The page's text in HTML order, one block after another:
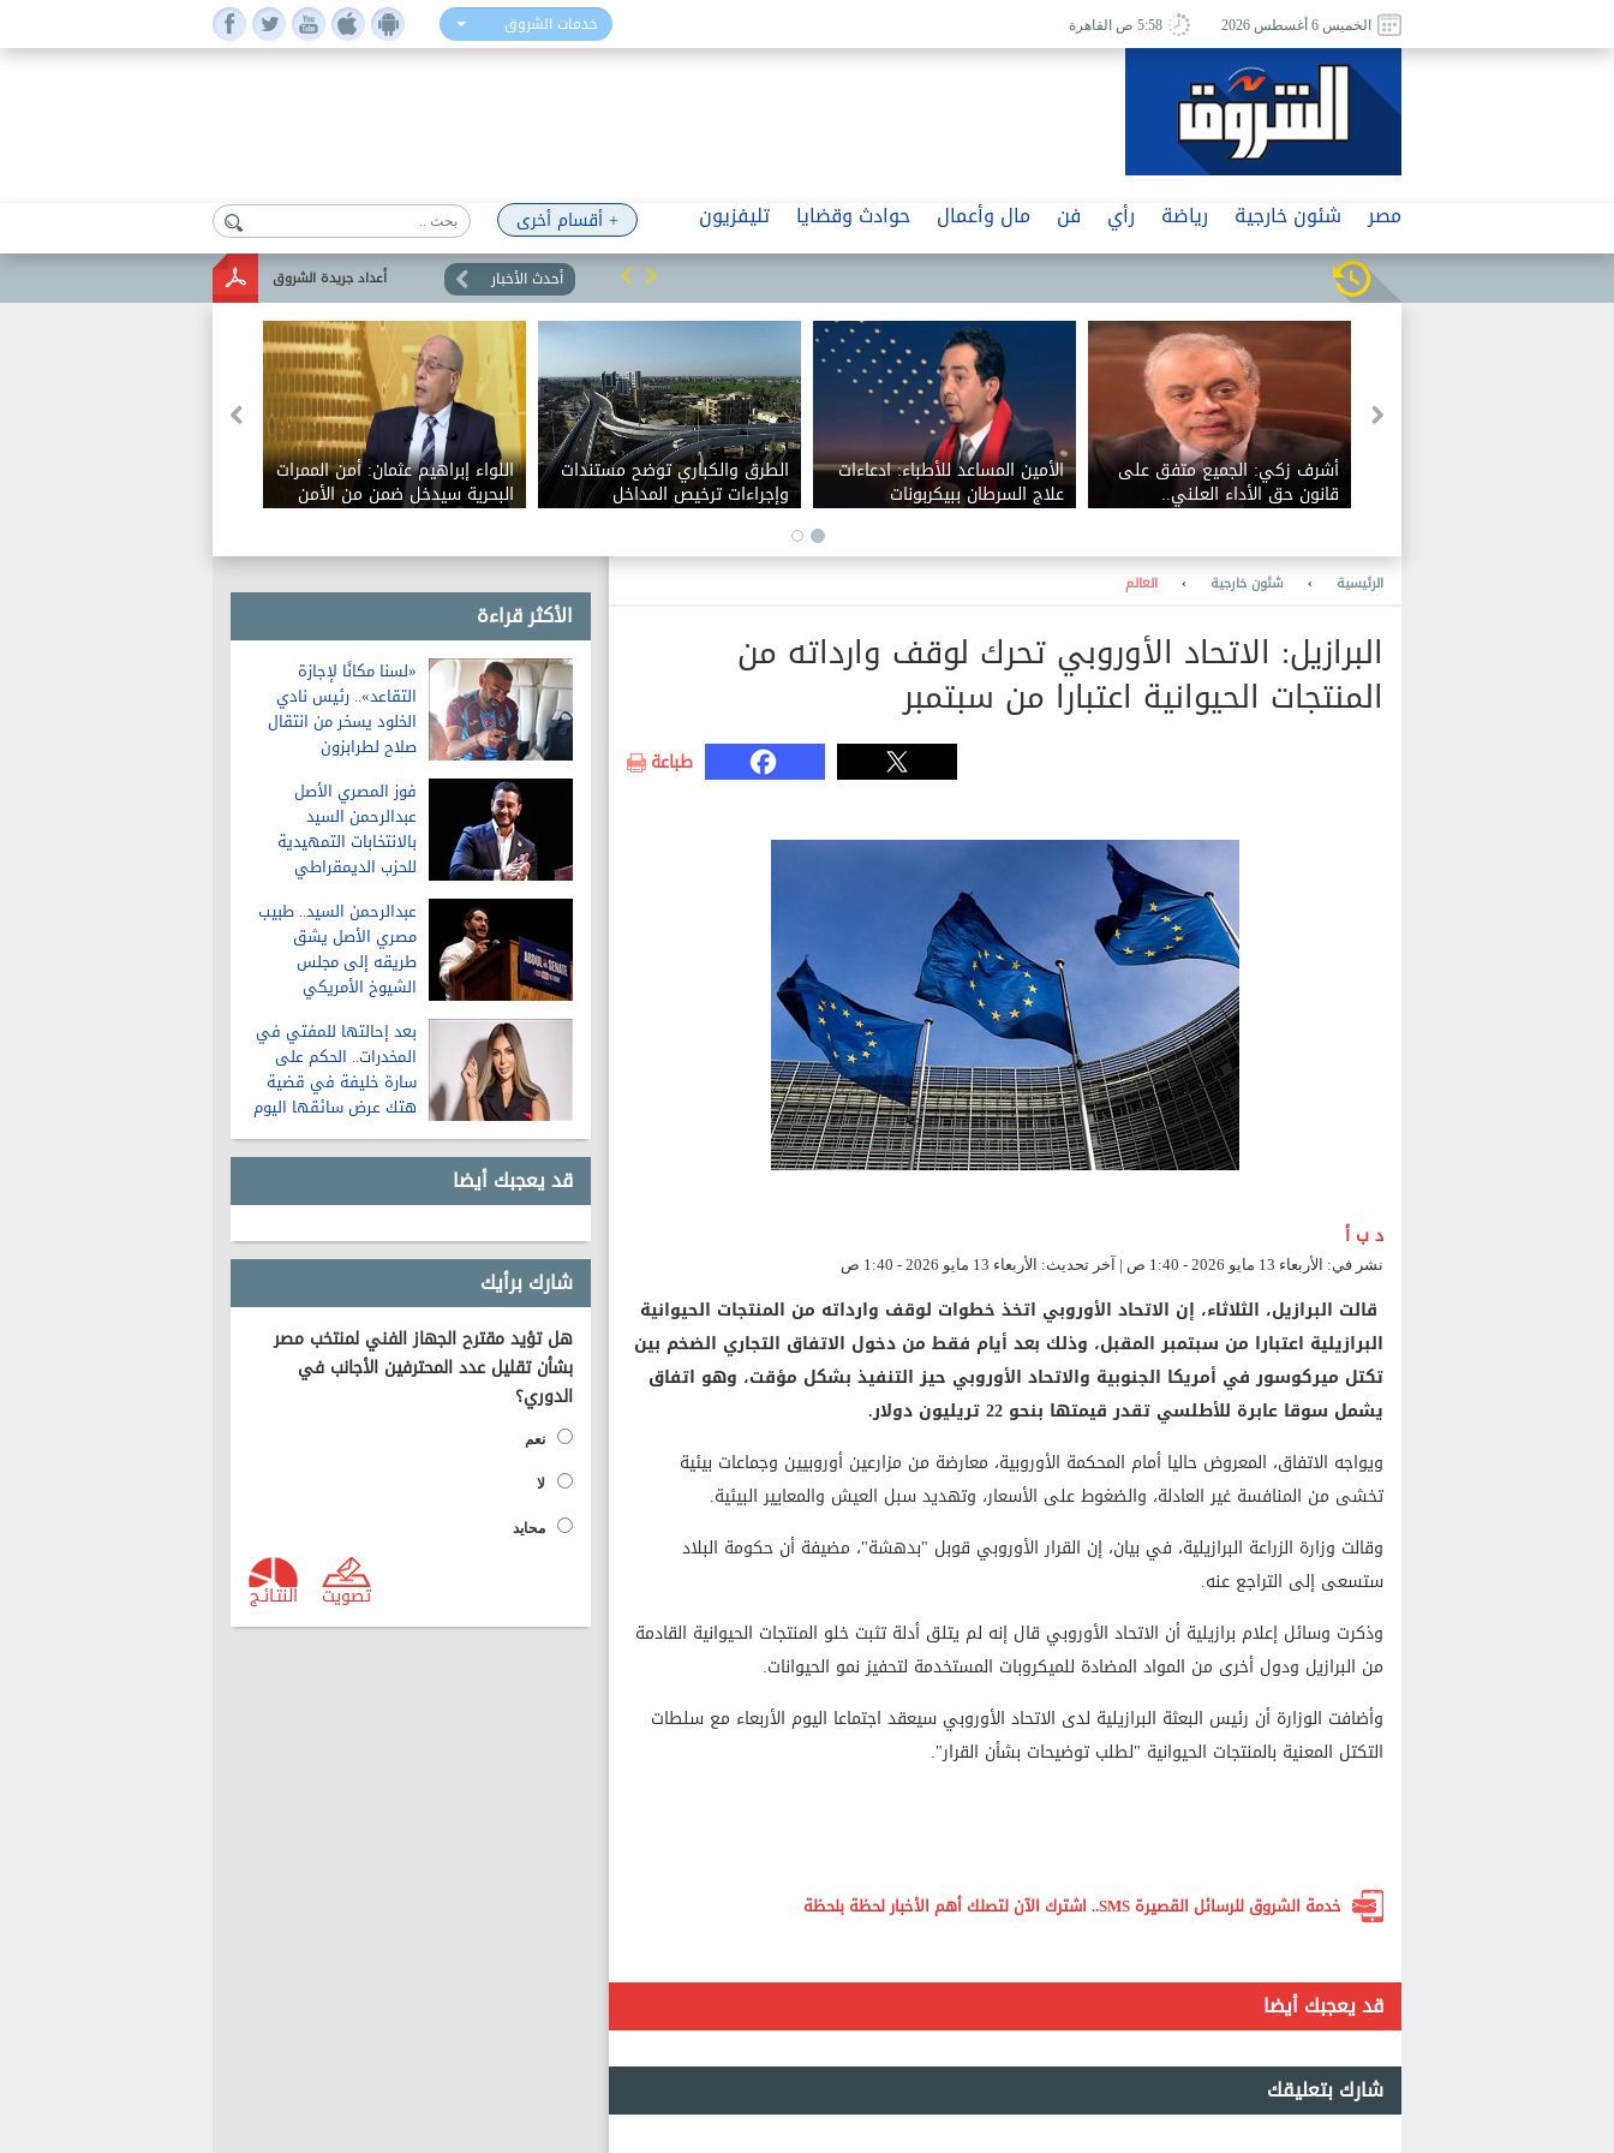
خدمات الشروق الخميس 6 أغسطس 2026 5:58 ص القاهرة
+ أقسام أخرى مصر شئون خارجية رياضة رأي فن مال وأعمال حوادث وقضايا تليفزيون
أعداد جريدة الشروق أحدث الأخبار
أشرف زكي: الجميع متفق على
قانون حق الأداء العلني..
ونناقش آليات تفعيله
الأمين المساعد للأطباء: ادعاءات
علاج السرطان ببيكربونات
الصوديوم قديمة.. ومستمرين
مروجيها
الطرق والكباري توضح مستندات
وإجراءات ترخيص المداخل
والمخارج على الطرق العامة
اللواء إبراهيم عثمان: أمن الممرات
البحرية سيدخل ضمن من الأمن
القومي للدول
الأكثر قراءة
«لسنا مكانًا لإجازة
التقاعد».. رئيس نادي
الخلود يسخر من انتقال
صلاح لطرابزون
فوز المصري الأصل
عبدالرحمن السيد
بالانتخابات التمهيدية
للحزب الديمقراطي
ميشيجان
عبدالرحمن السيد.. طبيب
مصري الأصل يشق
طريقه إلى مجلس
الشيوخ الأمريكي
بعد إحالتها للمفتي في
المخدرات.. الحكم على
سارة خليفة في قضية
هتك عرض سائقها اليوم
قد يعجبك أيضا
شارك برأيك
هل تؤيد مقترح الجهاز الفني لمنتخب مصر
بشأن تقليل عدد المحترفين الأجانب في
الدوري؟
نعم
لا
محايد
النتـائـج تصويت
الرئيسية › شئون خارجية › العالم
البرازيل: الاتحاد الأوروبي تحرك لوقف وارداته من
المنتجات الحيوانية اعتبارا من سبتمبر
طباعة
د ب أ
نشر في: الأربعاء 13 مايو 2026 - 1:40 ص | آخر تحديث: الأربعاء 13 مايو 2026 - 1:40 ص
قالت البرازيل، الثلاثاء، إن الاتحاد الأوروبي اتخذ خطوات لوقف وارداته من المنتجات الحيوانية
البرازيلية اعتبارا من سبتمبر المقبل، وذلك بعد أيام فقط من دخول الاتفاق التجاري الضخم بين
تكتل ميركوسور في أمريكا الجنوبية والاتحاد الأوروبي حيز التنفيذ بشكل مؤقت، وهو اتفاق
يشمل سوقا عابرة للأطلسي تقدر قيمتها بنحو 22 تريليون دولار.
ويواجه الاتفاق، المعروض حاليا أمام المحكمة الأوروبية، معارضة من مزارعين أوروبيين وجماعات بيئية
تخشى من المنافسة غير العادلة، والضغوط على الأسعار، وتهديد سبل العيش والمعايير البيئية.
وقالت وزارة الزراعة البرازيلية، في بيان، إن القرار الأوروبي قوبل "بدهشة"، مضيفة أن حكومة البلاد
ستسعى إلى التراجع عنه.
وذكرت وسائل إعلام برازيلية أن الاتحاد الأوروبي قال إنه لم يتلق أدلة تثبت خلو المنتجات الحيوانية القادمة
من البرازيل ودول أخرى من المواد المضادة للميكروبات المستخدمة لتحفيز نمو الحيوانات.
وأضافت الوزارة أن رئيس البعثة البرازيلية لدى الاتحاد الأوروبي سيعقد اجتماعا اليوم الأربعاء مع سلطات
التكتل المعنية بالمنتجات الحيوانية "لطلب توضيحات بشأن القرار".
خدمة الشروق للرسائل القصيرة SMS.. اشترك الآن لتصلك أهم الأخبار لحظة بلحظة
قد يعجبك أيضا
شارك بتعليقك